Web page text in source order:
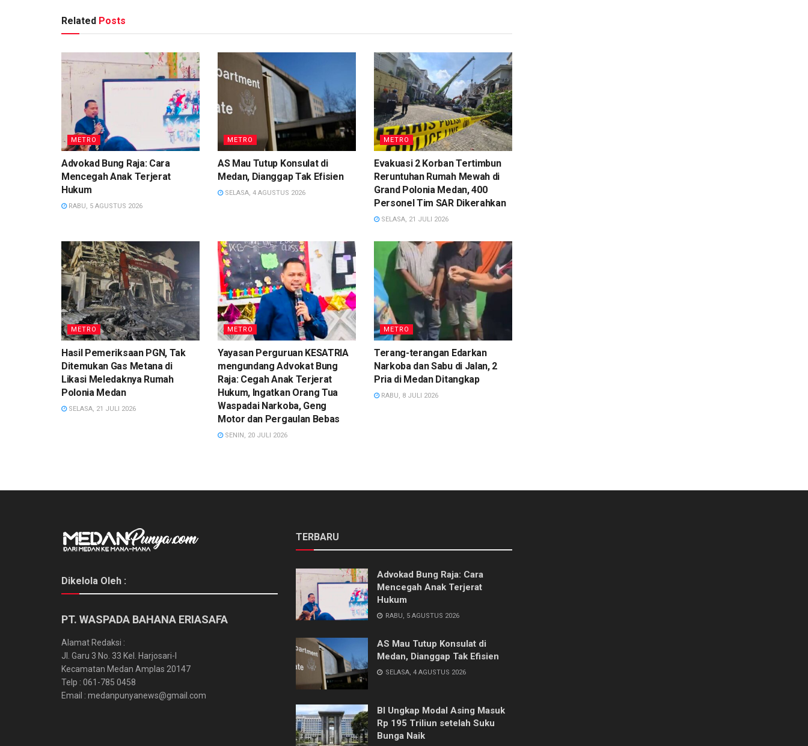
Related Posts
METRO
Advokad Bung Raja: Cara
Mencegah Anak Terjerat
Hukum
RABU, 5 AGUSTUS 2026
METRO
AS Mau Tutup Konsulat di
Medan, Dianggap Tak Efisien
SELASA, 4 AGUSTUS 2026
METRO
Evakuasi 2 Korban Tertimbun
Reruntuhan Rumah Mewah di
Grand Polonia Medan, 400
Personel Tim SAR Dikerahkan
SELASA, 21 JULI 2026
METRO
Hasil Pemeriksaan PGN, Tak
Ditemukan Gas Metana di
Likasi Meledaknya Rumah
Polonia Medan
SELASA, 21 JULI 2026
METRO
Yayasan Perguruan KESATRIA
mengundang Advokat Bung
Raja: Cegah Anak Terjerat
Hukum, Ingatkan Orang Tua
Waspadai Narkoba, Geng
Motor dan Pergaulan Bebas
SENIN, 20 JULI 2026
METRO
Terang-terangan Edarkan
Narkoba dan Sabu di Jalan, 2
Pria di Medan Ditangkap
RABU, 8 JULI 2026
Dikelola Oleh :
PT. WASPADA BAHANA ERIASAFA
Alamat Redaksi :
Jl. Garu 3 No. 33 Kel. Harjosari-I
Kecamatan Medan Amplas 20147
Telp : 061-785 0458
Email : medanpunyanews@gmail.com
TERBARU
Advokad Bung Raja: Cara
Mencegah Anak Terjerat
Hukum
RABU, 5 AGUSTUS 2026
AS Mau Tutup Konsulat di
Medan, Dianggap Tak Efisien
SELASA, 4 AGUSTUS 2026
BI Ungkap Modal Asing Masuk
Rp 195 Triliun setelah Suku
Bunga Naik